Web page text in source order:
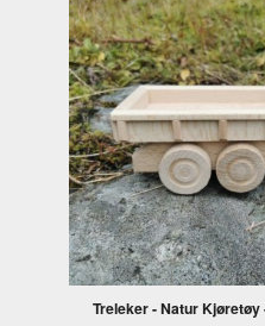
Treleker - Natur